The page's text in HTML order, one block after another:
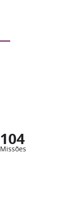
104
Missões